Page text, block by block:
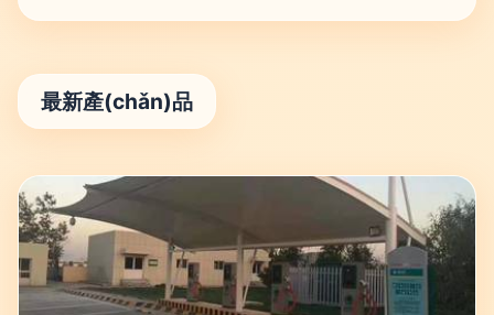
最新產(chǎn)品